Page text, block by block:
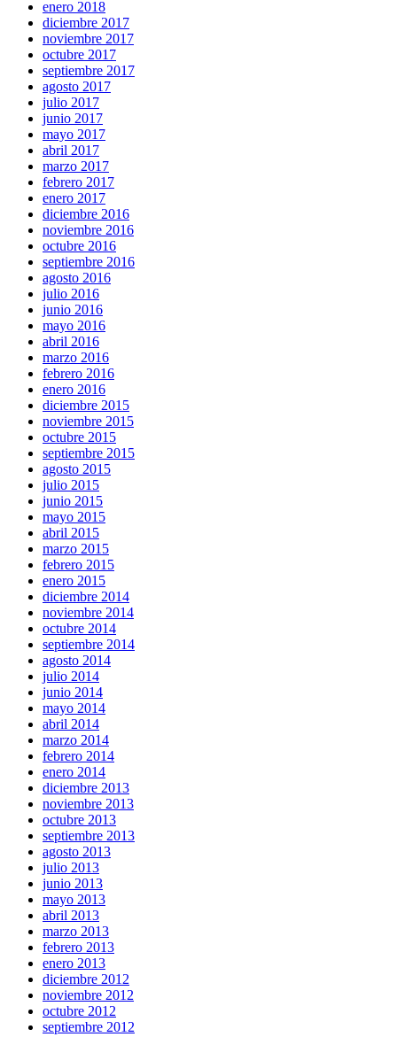
enero 2018
diciembre 2017
noviembre 2017
octubre 2017
septiembre 2017
agosto 2017
julio 2017
junio 2017
mayo 2017
abril 2017
marzo 2017
febrero 2017
enero 2017
diciembre 2016
noviembre 2016
octubre 2016
septiembre 2016
agosto 2016
julio 2016
junio 2016
mayo 2016
abril 2016
marzo 2016
febrero 2016
enero 2016
diciembre 2015
noviembre 2015
octubre 2015
septiembre 2015
agosto 2015
julio 2015
junio 2015
mayo 2015
abril 2015
marzo 2015
febrero 2015
enero 2015
diciembre 2014
noviembre 2014
octubre 2014
septiembre 2014
agosto 2014
julio 2014
junio 2014
mayo 2014
abril 2014
marzo 2014
febrero 2014
enero 2014
diciembre 2013
noviembre 2013
octubre 2013
septiembre 2013
agosto 2013
julio 2013
junio 2013
mayo 2013
abril 2013
marzo 2013
febrero 2013
enero 2013
diciembre 2012
noviembre 2012
octubre 2012
septiembre 2012